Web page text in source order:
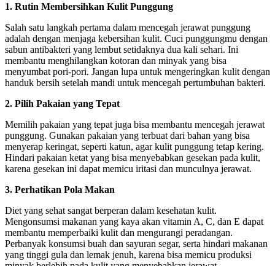
1. Rutin Membersihkan Kulit Punggung
Salah satu langkah pertama dalam mencegah jerawat punggung
adalah dengan menjaga kebersihan kulit. Cuci punggungmu dengan
sabun antibakteri yang lembut setidaknya dua kali sehari. Ini
membantu menghilangkan kotoran dan minyak yang bisa
menyumbat pori-pori. Jangan lupa untuk mengeringkan kulit dengan
handuk bersih setelah mandi untuk mencegah pertumbuhan bakteri.
2. Pilih Pakaian yang Tepat
Memilih pakaian yang tepat juga bisa membantu mencegah jerawat
punggung. Gunakan pakaian yang terbuat dari bahan yang bisa
menyerap keringat, seperti katun, agar kulit punggung tetap kering.
Hindari pakaian ketat yang bisa menyebabkan gesekan pada kulit,
karena gesekan ini dapat memicu iritasi dan munculnya jerawat.
3. Perhatikan Pola Makan
Diet yang sehat sangat berperan dalam kesehatan kulit.
Mengonsumsi makanan yang kaya akan vitamin A, C, dan E dapat
membantu memperbaiki kulit dan mengurangi peradangan.
Perbanyak konsumsi buah dan sayuran segar, serta hindari makanan
yang tinggi gula dan lemak jenuh, karena bisa memicu produksi